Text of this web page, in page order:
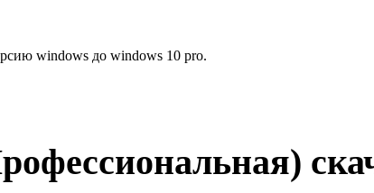
windows до windows 10 pro.